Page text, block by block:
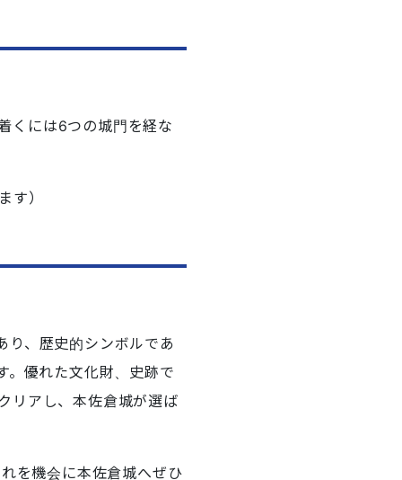
くには6つの城門を経な
す）
り、歴史的シンボルであ
。優れた文化財、史跡で
リアし、本佐倉城が選ば
を機会に本佐倉城へぜひ